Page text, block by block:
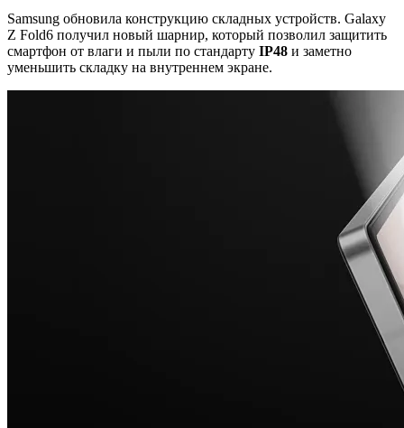
Samsung обновила конструкцию складных устройств. Galaxy
Z Fold6 получил новый шарнир, который позволил защитить
смартфон от влаги и пыли по стандарту IP48 и заметно
уменьшить складку на внутреннем экране.